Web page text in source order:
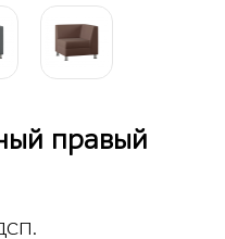
правый